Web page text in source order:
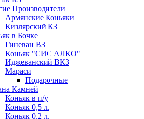
Производители
Армянские Коньяки
Кизлярский КЗ
в Бочке
Гиневан ВЗ
Коньяк "СИС АЛКО"
Иджеванский ВКЗ
Мараси
Подарочные
Камней
Коньяк в п/у
Коньяк 0,5 л.
Коньяк 0,2 л.